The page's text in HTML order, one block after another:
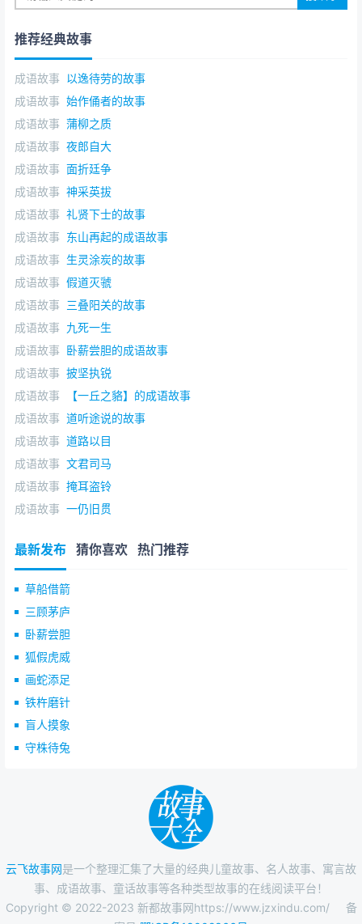
推荐经典故事
成语故事 以逸待劳的故事
成语故事 始作俑者的故事
成语故事 蒲柳之质
成语故事 夜郎自大
成语故事 面折廷争
成语故事 神采英拔
成语故事 礼贤下士的故事
成语故事 东山再起的成语故事
成语故事 生灵涂炭的故事
成语故事 假道灭虢
成语故事 三叠阳关的故事
成语故事 九死一生
成语故事 卧薪尝胆的成语故事
成语故事 披坚执锐
成语故事
【一丘之貉】的成语故事
成语故事 道听途说的故事
成语故事 道路以目
成语故事 文君司马
成语故事 掩耳盗铃
成语故事 一仍旧贯
最新发布 猜你喜欢 热门推荐
草船借箭
三顾茅庐
卧薪尝胆
狐假虎威
画蛇添足
铁杵磨针
盲人摸象
守株待兔
云飞故事网是一个整理汇集了大量的经典儿童故事、名人故事、寓言故
事、成语故事、童话故事等各种类型故事的在线阅读平台！
Copyright © 2022-2023 新都故事网https://www.jzxindu.com/
备